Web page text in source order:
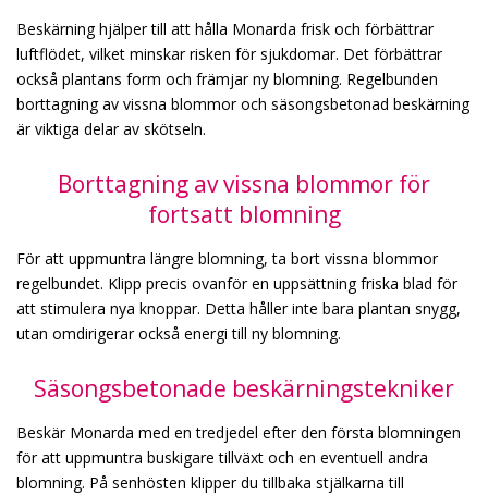
Beskärning hjälper till att hålla Monarda frisk och förbättrar
luftflödet, vilket minskar risken för sjukdomar. Det förbättrar
också plantans form och främjar ny blomning. Regelbunden
borttagning av vissna blommor och säsongsbetonad beskärning
är viktiga delar av skötseln.
Borttagning av vissna blommor för
fortsatt blomning
För att uppmuntra längre blomning, ta bort vissna blommor
regelbundet. Klipp precis ovanför en uppsättning friska blad för
att stimulera nya knoppar. Detta håller inte bara plantan snygg,
utan omdirigerar också energi till ny blomning.
Säsongsbetonade beskärningstekniker
Beskär Monarda med en tredjedel efter den första blomningen
för att uppmuntra buskigare tillväxt och en eventuell andra
blomning. På senhösten klipper du tillbaka stjälkarna till